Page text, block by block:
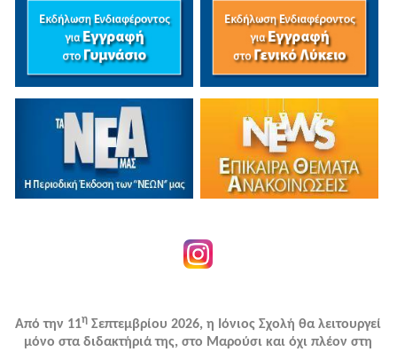
Από την 11η Σεπτεμβρίου 2026, η Ιόνιος Σχολή θα λειτουργεί
μόνο στα διδακτήριά της, στο Μαρούσι και όχι πλέον στη